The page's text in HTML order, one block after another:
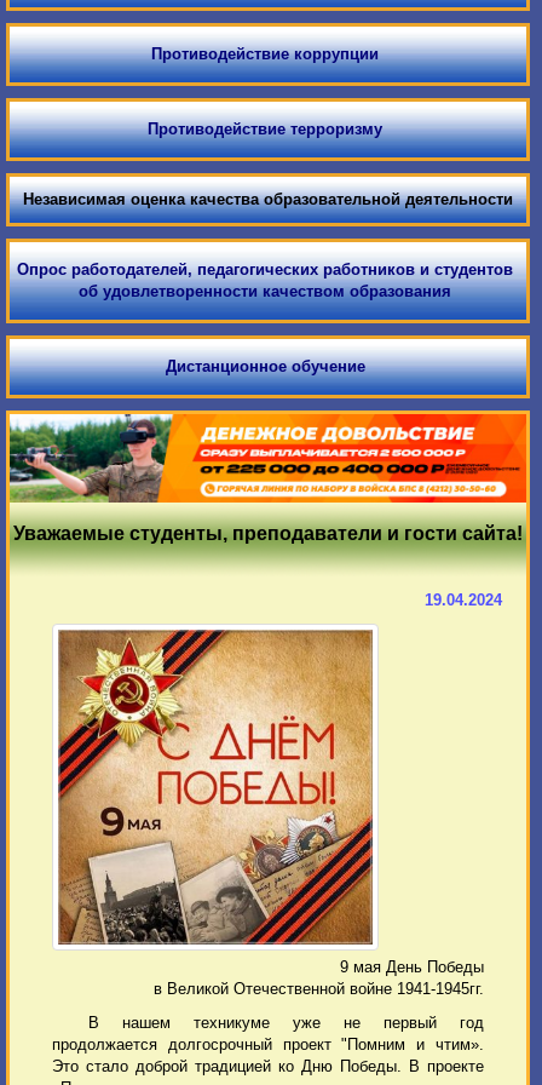
Противодействие коррупции
Противодействие терроризму
Независимая оценка качества образовательной деятельности
Опрос работодателей, педагогических работников и студентов
об удовлетворенности качеством образования
Дистанционное обучение
Уважаемые студенты, преподаватели и гости сайта!
19.04.2024
9 мая День Победы
в Великой Отечественной войне 1941-1945гг.
В нашем техникуме уже не первый год
продолжается долгосрочный проект "Помним и чтим».
Это стало доброй традицией ко Дню Победы. В проекте